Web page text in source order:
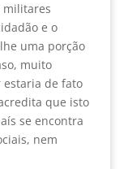
militares
e o
uma porção
muito
de fato
que isto
se encontra
nem